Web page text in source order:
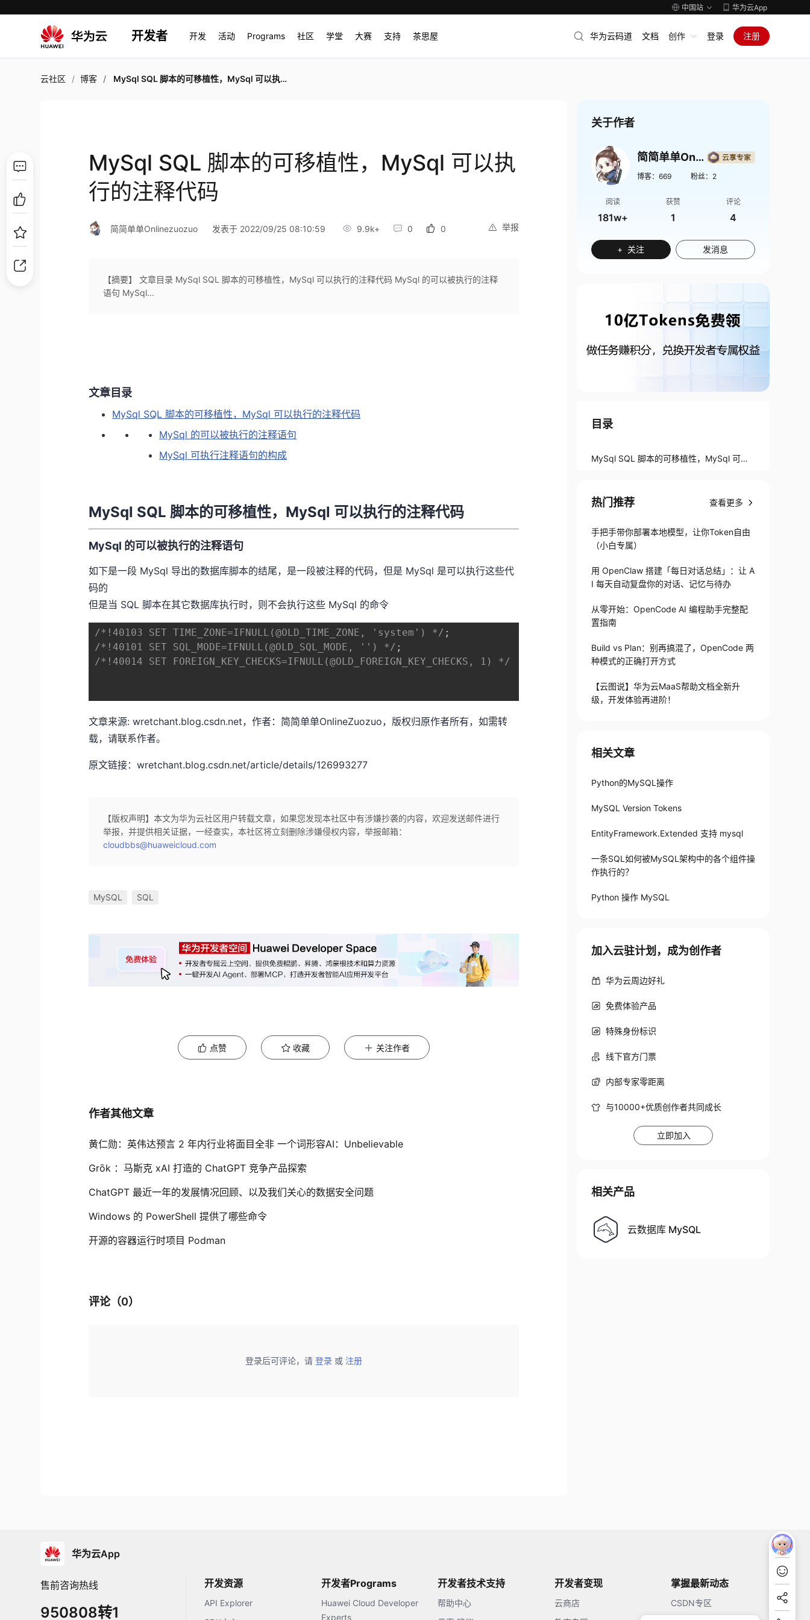
中国站 华为云App
开发者 开发 活动 Programs 社区 学堂 大赛 支持 茶思屋 华为云码道 文档 创作 登录 注册
云社区 博客 MySql SQL 脚本的可移植性，MySql 可以执行的注释代码
MySql SQL 脚本的可移植性，MySql 可以执
行的注释代码
举报
简简单单Onlinezuozuo 发表于 2022/09/25 08:10:59 9.9k+ 0 0
【摘要】 文章目录 MySql SQL 脚本的可移植性，MySql 可以执行的注释代码 MySql 的可以被执行的注释
语句 MySql...
文章目录
MySql SQL 脚本的可移植性，MySql 可以执行的注释代码
MySql 的可以被执行的注释语句
MySql 可执行注释语句的构成
MySql SQL 脚本的可移植性，MySql 可以执行的注释代码
MySql 的可以被执行的注释语句
如下是一段 MySql 导出的数据库脚本的结尾，是一段被注释的代码，但是 MySql 是可以执行这些代
码的
但是当 SQL 脚本在其它数据库执行时，则不会执行这些 MySql 的命令
/*!40103 SET TIME_ZONE=IFNULL(@OLD_TIME_ZONE, 'system') */ ;
/*!40101 SET SQL_MODE=IFNULL(@OLD_SQL_MODE, '') */ ;
/*!40014 SET FOREIGN_KEY_CHECKS=IFNULL(@OLD_FOREIGN_KEY_CHECKS, 1) */
文章来源: wretchant.blog.csdn.net，作者：简简单单OnlineZuozuo，版权归原作者所有，如需转
载，请联系作者。
原文链接：wretchant.blog.csdn.net/article/details/126993277
【版权声明】本文为华为云社区用户转载文章，如果您发现本社区中有涉嫌抄袭的内容，欢迎发送邮件进行
举报，并提供相关证据，一经查实，本社区将立刻删除涉嫌侵权内容，举报邮箱：
cloudbbs@huaweicloud.com
MySQL SQL
点赞 收藏 关注作者
作者其他文章
黄仁勋：英伟达预言 2 年内行业将面目全非 一个词形容AI：Unbelievable
Grōk ：马斯克 xAI 打造的 ChatGPT 竞争产品探索
ChatGPT 最近一年的发展情况回顾、以及我们关心的数据安全问题
Windows 的 PowerShell 提供了哪些命令
开源的容器运行时项目 Podman
评论（0）
登录后可评论，请 登录 或 注册
关于作者
简简单单Onlinezuozuo
博客： 669 粉丝： 2
阅读
181w+
获赞
1
评论
4
+ 关注 发消息
目录
MySql SQL 脚本的可移植性，MySql 可以
热门推荐 查看更多
手把手带你部署本地模型，让你Token自由
（小白专属）
用 OpenClaw 搭建「每日对话总结」：让 A
I 每天自动复盘你的对话、记忆与待办
从零开始：OpenCode AI 编程助手完整配
置指南
Build vs Plan：别再搞混了，OpenCode 两
种模式的正确打开方式
【云图说】华为云MaaS帮助文档全新升
级，开发体验再进阶！
相关文章
Python的MySQL操作
MySQL Version Tokens
EntityFramework.Extended 支持 mysql
一条SQL如何被MySQL架构中的各个组件操
作执行的？
Python 操作 MySQL
加入云驻计划，成为创作者
华为云周边好礼
免费体验产品
特殊身份标识
线下官方门票
内部专家零距离
与10000+优质创作者共同成长
立即加入
相关产品
云数据库 MySQL
华为云App
售前咨询热线
950808转1
开发资源
API Explorer
开发者Programs
Huawei Cloud Developer
Experts
开发者技术支持
帮助中心
开发者变现
云商店
掌握最新动态
CSDN专区